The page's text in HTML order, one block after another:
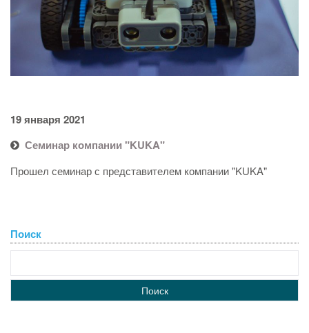
19 января 2021
Семинар компании "KUKA"
Прошел семинар с представителем компании "KUKA"
Поиск